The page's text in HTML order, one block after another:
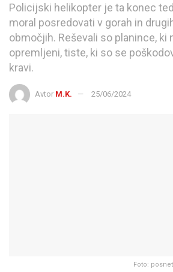
Policijski helikopter je ta konec
moral posredovati v gorah in
območjih. Reševali so planince, ki
opremljeni, tiste, ki so se
kravi.
Avtor M.K. 25/06/2024
Foto: